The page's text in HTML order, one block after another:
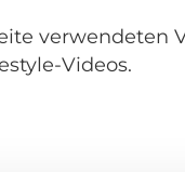
verwendeten
Videos.